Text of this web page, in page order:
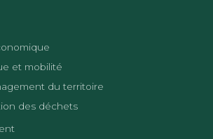
et mobilité
du territoire
des déchets